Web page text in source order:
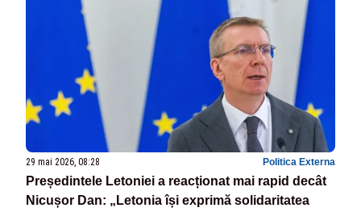
29 mai 2026, 08:28 Politica Externa
Președintele Letoniei a reacționat mai rapid decât
Nicușor Dan: „Letonia își exprimă solidaritatea